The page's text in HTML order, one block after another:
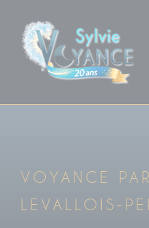
VOYANCE
LEVALLOIS-